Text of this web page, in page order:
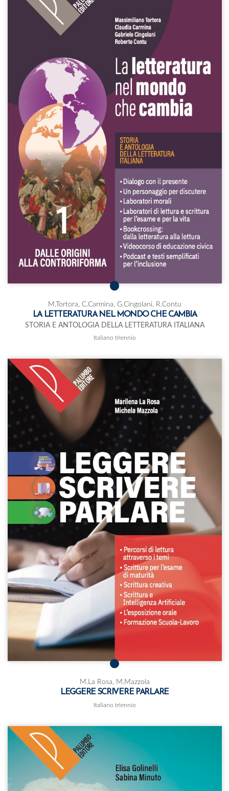
M.Tortora, C.Carmina, G.Cingolani, R.Contu
LA LETTERATURA NEL MONDO CHE CAMBIA
STORIA E ANTOLOGIA DELLA LETTERATURA ITALIANA
Italiano triennio
M.La Rosa, M.Mazzola
LEGGERE SCRIVERE PARLARE
Italiano triennio